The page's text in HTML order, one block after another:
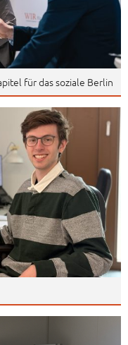
für das soziale Berlin